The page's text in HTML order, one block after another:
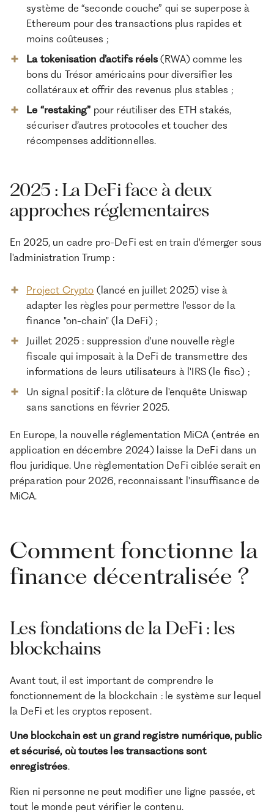
système de “seconde couche” qui se superpose à
Ethereum pour des transactions plus rapides et
moins coûteuses ;
La tokenisation d’actifs réels(RWA) comme les
bons du Trésor américains pour diversifier les
collatéraux et offrir des revenus plus stables ;
Le “restaking” pour réutiliser des ETH stakés,
sécuriser d’autres protocoles et toucher des
récompenses additionnelles.
2025 : La DeFi face à deux
approches réglementaires
En 2025, un cadre pro-DeFi est en train d'émerger sous
l'administration Trump :
Project Crypto (lancé en juillet 2025) vise à
adapter les règles pour permettre l'essor de la
finance "on-chain" (la DeFi) ;
Juillet 2025 : suppression d'une nouvelle règle
fiscale qui imposait à la DeFi de transmettre des
informations de leurs utilisateurs à l'IRS (le fisc) ;
Un signal positif : la clôture de l'enquête Uniswap
sans sanctions en février 2025.
En Europe, la nouvelle réglementation MiCA (entrée en
application en décembre 2024) laisse la DeFi dans un
flou juridique. Une règlementation DeFi ciblée serait en
préparation pour 2026, reconnaissant l'insuffisance de
MiCA.
Comment fonctionne la
finance décentralisée ?
Les fondations de la DeFi : les
blockchains
Avant tout, il est important de comprendre le
fonctionnement de la blockchain : le système sur lequel
la DeFi et les cryptos reposent.
Une blockchain est un grand registre numérique, public
et sécurisé, où toutes les transactions sont
enregistrées.
Rien ni personne ne peut modifier une ligne passée, et
tout le monde peut vérifier le contenu.